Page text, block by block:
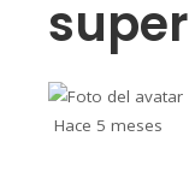
Hace 5 meses